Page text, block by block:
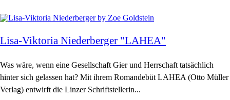
Lisa-Viktoria Niederberger "LAHEA"
Was wäre, wenn eine Gesellschaft Gier und Herrschaft tatsächlich
hinter sich gelassen hat? Mit ihrem Romandebüt LAHEA (Otto Müller
Verlag) entwirft die Linzer Schriftstellerin...